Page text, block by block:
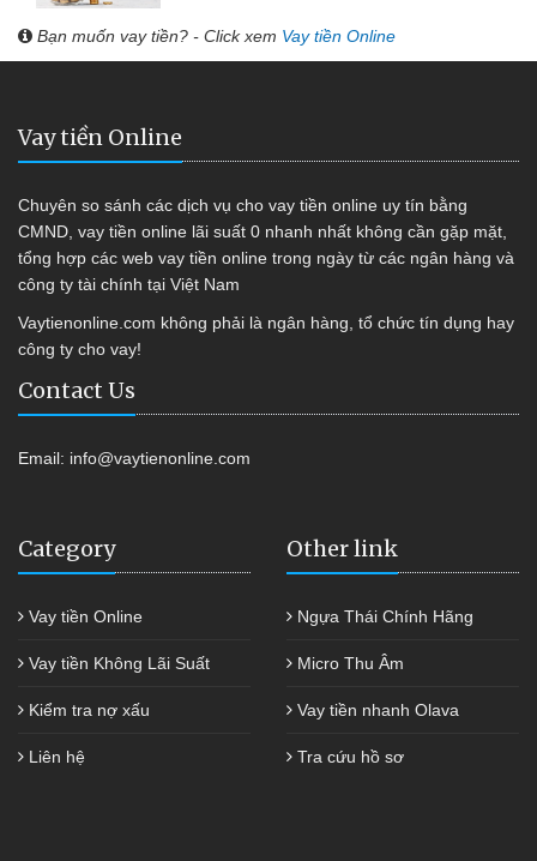
Bạn muốn vay tiền? - Click xem Vay tiền Online
Vay tiền Online
Chuyên so sánh các dịch vụ cho vay tiền online uy tín bằng
CMND, vay tiền online lãi suất 0 nhanh nhất không cần gặp mặt,
tổng hợp các web vay tiền online trong ngày từ các ngân hàng và
công ty tài chính tại Việt Nam
Vaytienonline.com không phải là ngân hàng, tổ chức tín dụng hay
công ty cho vay!
Contact Us
Email: info@vaytienonline.com
Category
Vay tiền Online
Vay tiền Không Lãi Suất
Kiểm tra nợ xấu
Liên hệ
Other link
Ngựa Thái Chính Hãng
Micro Thu Âm
Vay tiền nhanh Olava
Tra cứu hồ sơ